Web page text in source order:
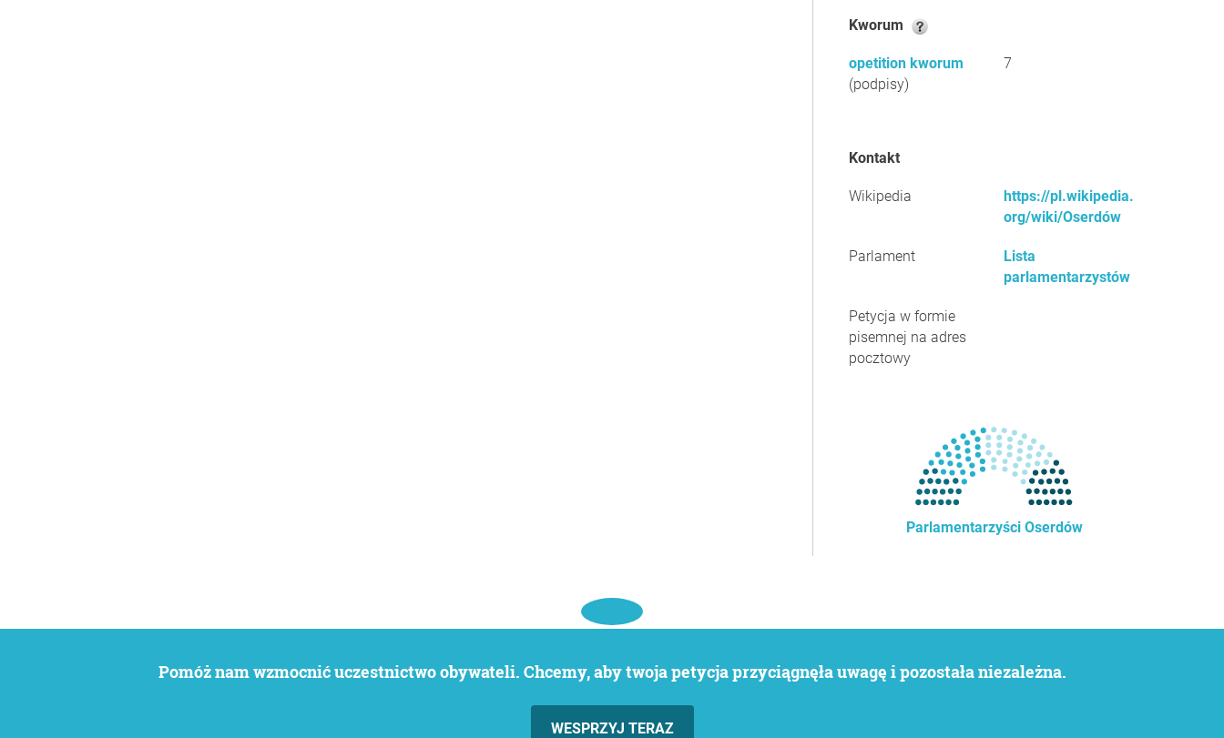
Kworum
opetition kworum
(podpisy)
7
Kontakt
Wikipedia
https://pl.wikipedia.
org/wiki/Oserdów
Parlament
Lista
parlamentarzystów
Petycja w formie
pisemnej na adres
pocztowy
Parlamentarzyści Oserdów
Pomóż nam wzmocnić uczestnictwo obywateli. Chcemy, aby twoja petycja przyciągnęła uwagę i pozostała niezależna.
WESPRZYJ TERAZ